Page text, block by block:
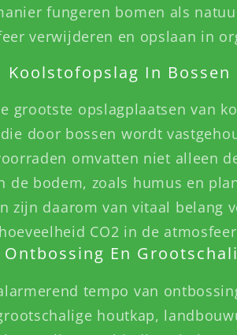
fungeren bomen als
verwijderen en opslaan in
Koolstofopslag In Bossen
grootste opslagplaatsen van
door bossen wordt
omvatten niet alleen
de bodem, zoals humus en
zijn daarom van vitaal belang
hoeveelheid CO2 in de
En
tempo van
houtkap,